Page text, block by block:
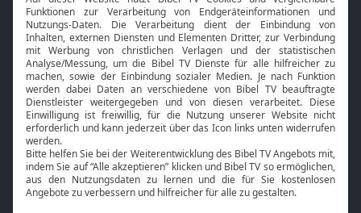
Neuigkeiten
Smart TV
HbbTV
Bibelthek Online-Bibel
Nächster Gottesdienst
Bibel TV
Über uns
Jobs
Service
Kontakt
TV-Empfang